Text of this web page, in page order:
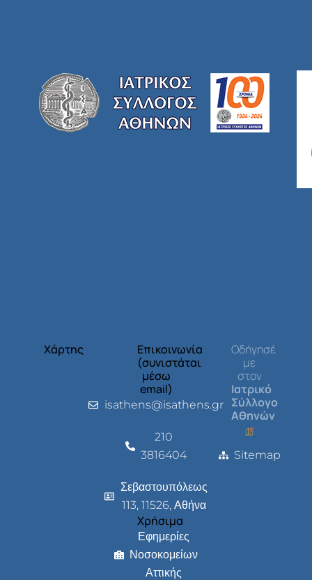
Χάρτης
Επικοινωνία
(συνιστάται
μέσω
email)
isathens@isathens.gr
210
3816404
Σεβαστουπόλεως
113, 11526, Αθήνα
Χρήσιμα
Εφημερίες
Νοσοκομείων
Αττικής
Οδήγησέ
με
στον
Ιατρικό
Σύλλογο
Αθηνών
Sitemap